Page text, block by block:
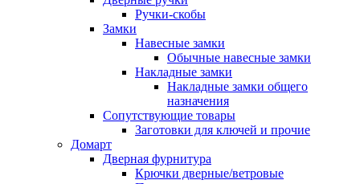
Ручки-скобы
Замки
Навесные замки
Обычные навесные замки
Накладные замки
Накладные замки общего
назначения
Сопутствующие товары
Заготовки для ключей и прочие
Домарт
Дверная фурнитура
Крючки дверные/ветровые